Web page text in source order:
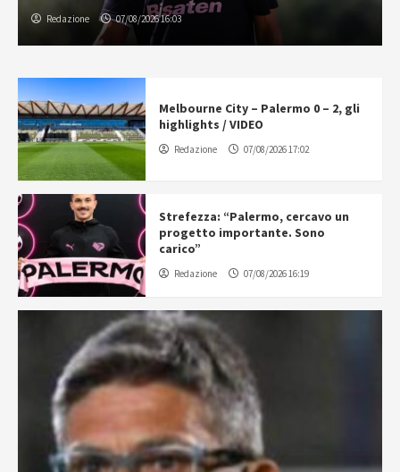
Redazione 07/08/2026 16:03
Melbourne City – Palermo 0 – 2, gli
highlights / VIDEO
Redazione 07/08/2026 17:02
Strefezza: “Palermo, cercavo un
progetto importante. Sono
carico”
Redazione 07/08/2026 16:19